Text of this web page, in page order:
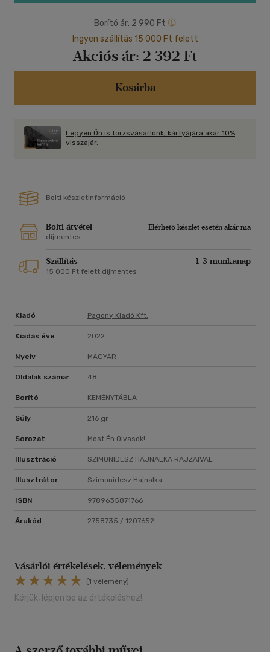
egymással, de természetesen önállóan is olvashatók.
Borító ár: 2 990 Ft
Ingyen szállítás 15 000 Ft felett
Akciós ár: 2 392 Ft
Kosárba
Legyen Ön is törzsvásárlónk, kártyájára akár 10%
visszajár.
Bolti készletinformáció
Bolti átvétel
Elérhető készlet esetén akár ma
díjmentes
Szállítás 1-3 munkanap
15 000 Ft felett díjmentes
Kiadó Pagony Kiadó Kft.
Kiadás éve 2022
Nyelv MAGYAR
Oldalak száma: 48
Borító KEMÉNYTÁBLA
Súly 216 gr
Sorozat Most Én Olvasok!
Illusztráció SZIMONIDESZ HAJNALKA RAJZAIVAL
Illusztrátor Szimonidesz Hajnalka
ISBN 9789635871766
Árukód 2758735 / 1207652
Vásárlói értékelések, vélemények
(1 vélemény)
Kérjük, lépjen be az értékeléshez!